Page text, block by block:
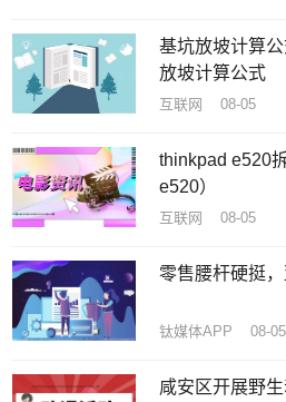
基坑放坡计算
放坡计算公式
互联网 08-05
thinkpad e520
e520）
互联网 08-05
零售腰杆硬挺
钛媒体APP 08-05
咸安区开展野生